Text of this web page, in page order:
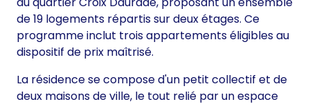
de 19 logements répartis sur deux étages. Ce
programme inclut trois appartements éligibles au
dispositif de prix maîtrisé.
La résidence se compose d'un petit collectif et de
deux maisons de ville, le tout relié par un espace